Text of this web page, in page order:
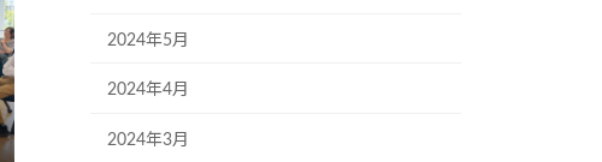
2024年5月
2024年4月
2024年3月